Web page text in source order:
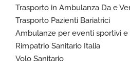
Trasporto in Ambulanza Da e
Trasporto Pazienti Bariatrici
Ambulanze per eventi sportivi
Rimpatrio Sanitario Italia
Volo Sanitario